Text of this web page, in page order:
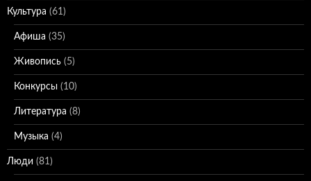
Культура (61)
Афиша (35)
Живопись (5)
Конкурсы (10)
Литература (8)
Музыка (4)
Люди (81)